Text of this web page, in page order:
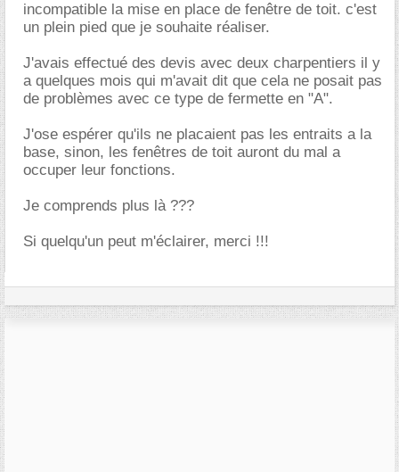
incompatible la mise en place de fenêtre de toit. c'est
un plein pied que je souhaite réaliser.
J'avais effectué des devis avec deux charpentiers il y
a quelques mois qui m'avait dit que cela ne posait pas
de problèmes avec ce type de fermette en "A".
J'ose espérer qu'ils ne placaient pas les entraits a la
base, sinon, les fenêtres de toit auront du mal a
occuper leur fonctions.
Je comprends plus là ???
Si quelqu'un peut m'éclairer, merci !!!